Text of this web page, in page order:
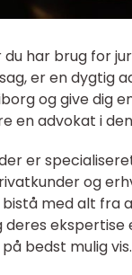
har brug for
er en dygtig
og give dig
en advokat i
er
og
med alt fra
ekspertise
bedst mulig vis.